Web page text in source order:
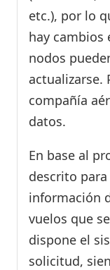
etc.), por lo
hay cambios
nodos
actualizarse.
compañía
datos.
En base al
descrito
información
vuelos que
dispone el
solicitud,